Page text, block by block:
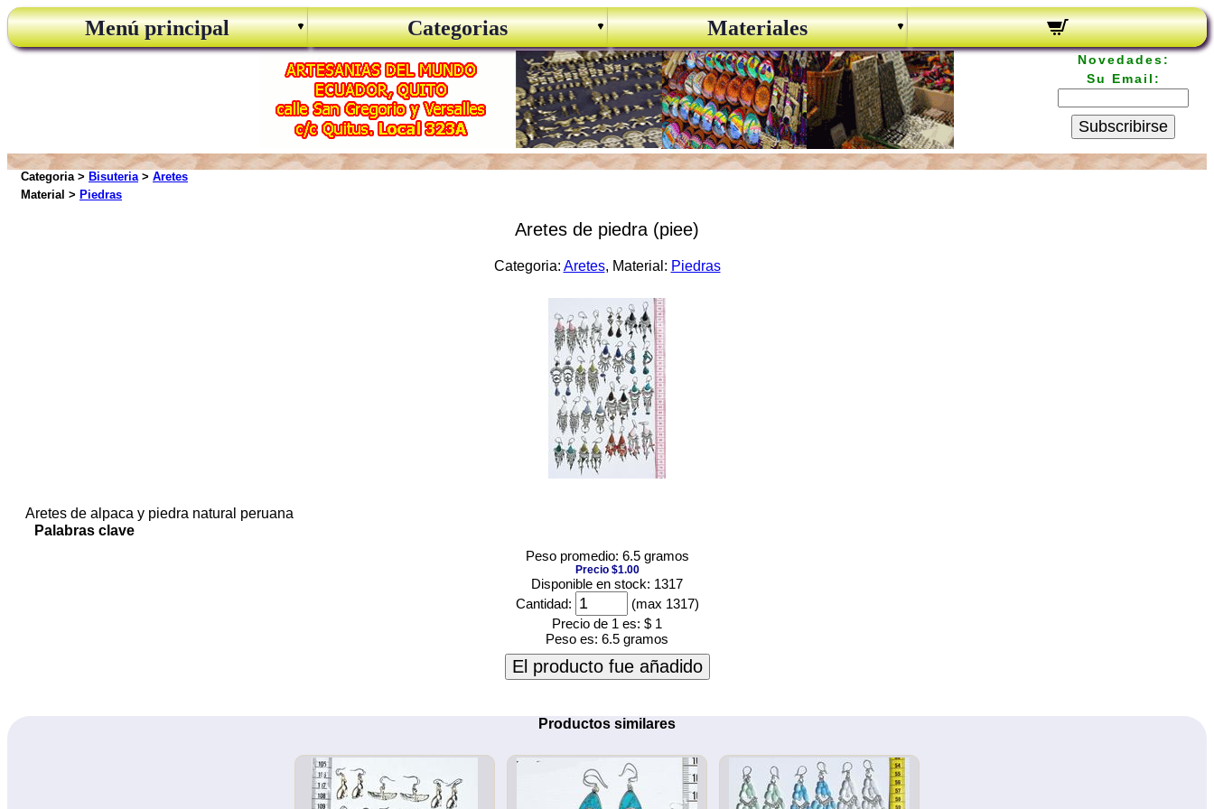
Menú principal Categorias Materiales
Novedades:
Su Email:
Subscribirse
Categoria > Bisuteria> Aretes
Material > Piedras
Aretes de piedra (piee)
Categoria: Aretes, Material: Piedras
Aretes de alpaca y piedra natural peruana
Palabras clave
Peso promedio: 6.5 gramos
Precio $1.00
Disponible en stock: 1317
Cantidad:
(max 1317)
Precio de 1 es: $ 1
Peso es: 6.5 gramos
El producto fue añadido
Productos similares